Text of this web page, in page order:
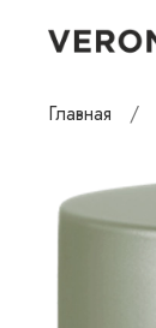
Главная